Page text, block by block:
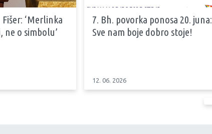
‘Merlinka
ne o simbolu’
7. Bh. povorka ponosa 20. juna:
Sve nam boje dobro stoje!
12. 06. 2026